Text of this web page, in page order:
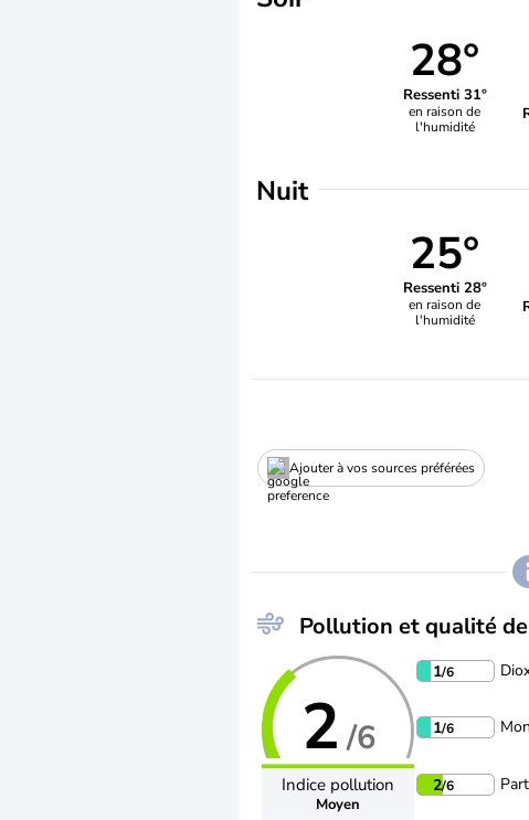
28°
Ressenti 31°
en raison de
l'humidité
Nuit
25°
Ressenti 28°
en raison de
l'humidité
Ajouter à vos sources préférées
Pollution et qualité
2 /6
Indice pollution
Moyen
1/6
1/6
2/6